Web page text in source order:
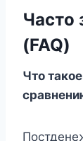
Часто
(FAQ)
Что